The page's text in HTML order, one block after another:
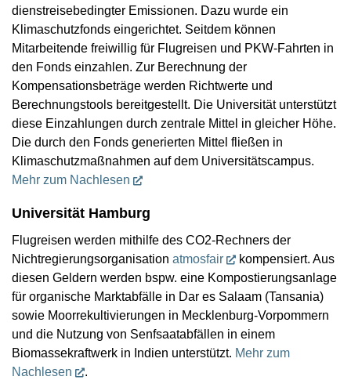
dienstreisebedingter Emissionen. Dazu wurde ein
Klimaschutzfonds eingerichtet. Seitdem können
Mitarbeitende freiwillig für Flugreisen und PKW-Fahrten in
den Fonds einzahlen. Zur Berechnung der
Kompensationsbeträge werden Richtwerte und
Berechnungstools bereitgestellt. Die Universität unterstützt
diese Einzahlungen durch zentrale Mittel in gleicher Höhe.
Die durch den Fonds generierten Mittel fließen in
Klimaschutzmaßnahmen auf dem Universitätscampus.
Mehr zum Nachlesen
Universität Hamburg
Flugreisen werden mithilfe des CO2-Rechners der
Nichtregierungsorganisation atmosfair
kompensiert. Aus
diesen Geldern werden bspw. eine Kompostierungsanlage
für organische Marktabfälle in Dar es Salaam (Tansania)
sowie Moorrekultivierungen in Mecklenburg-Vorpommern
und die Nutzung von Senfsaatabfällen in einem
Biomassekraftwerk in Indien unterstützt. Mehr zum
Nachlesen
.